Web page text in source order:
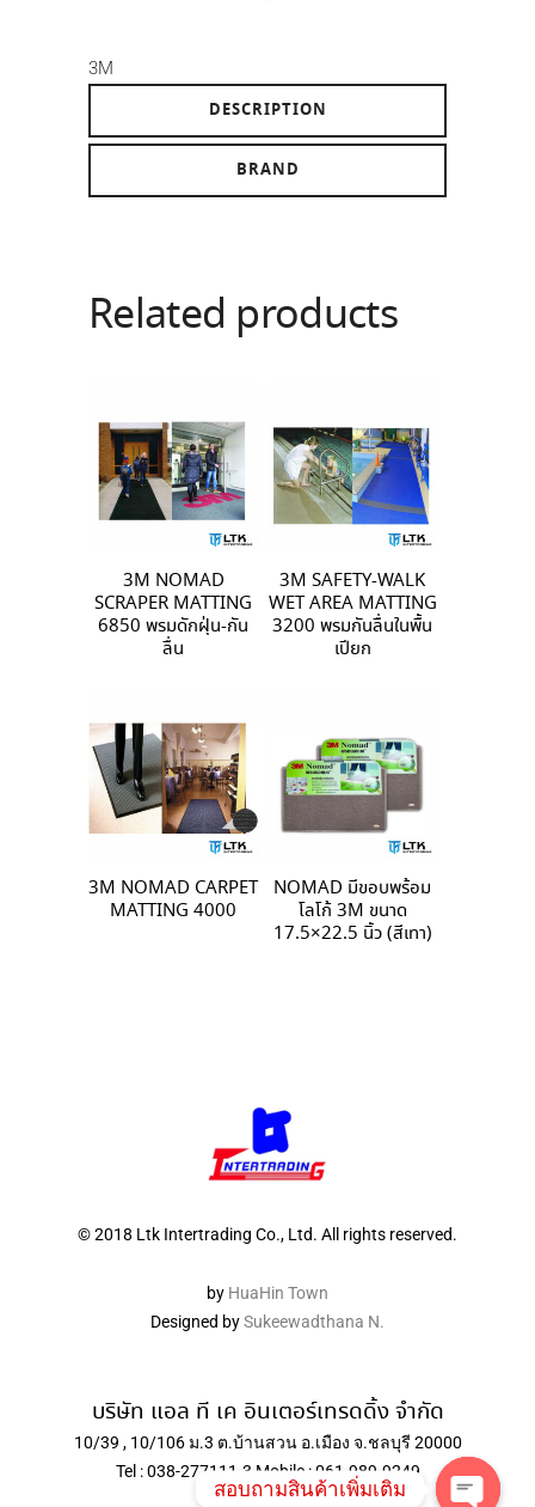
3M
DESCRIPTION
BRAND
Related products
3M NOMAD
SCRAPER MATTING
6850 พรมดักฝุ่น-กัน
ลื่น
3M SAFETY-WALK
WET AREA MATTING
3200 พรมกันลื่นในพื้น
เปียก
3M NOMAD CARPET
MATTING 4000
NOMAD มีขอบพร้อม
โลโก้ 3M ขนาด
17.5×22.5 นิ้ว (สีเทา)
© 2018 Ltk Intertrading Co., Ltd. All rights reserved.
by HuaHin Town
Designed bySukeewadthana N.
บริษัท แอล ที เค อินเตอร์เทรดดิ้ง จำกัด
10/39 , 10/106 ม.3 ต.บ้านสวน อ.เมือง จ.ชลบุรี 20000
Tel : 038-277111-3 Mobile : 061-989-9249
สอบถามสินค้าเพิ่มเติม